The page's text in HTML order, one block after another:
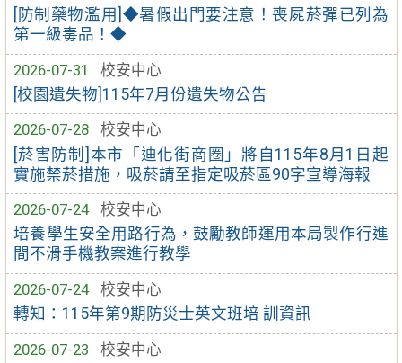
[防制藥物濫用]◆暑假出門要注意！喪屍菸彈已列為
第一級毒品！◆
2026-07-31
校安中心
[校園遺失物]115年7月份遺失物公告
2026-07-28
校安中心
[菸害防制]本市「迪化街商圈」將自115年8月1日起
實施禁菸措施，吸菸請至指定吸菸區90字宣導海報
2026-07-24
校安中心
培養學生安全用路行為，鼓勵教師運用本局製作行進
間不滑手機教案進行教學
2026-07-24
校安中心
轉知：115年第9期防災士英文班培 訓資訊
2026-07-23
校安中心